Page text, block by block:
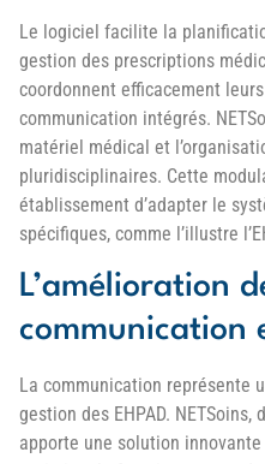
Le logiciel facilite la
gestion des prescriptions
coordonnent efficacement
communication intégrés.
matériel médical et
pluridisciplinaires. Cette
établissement d’adapter le
spécifiques, comme l’illustre
L’amélioration
communication
La communication représente
gestion des EHPAD.
apporte une solution